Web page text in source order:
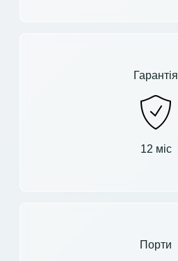
Гарантія
12 міс
Порти